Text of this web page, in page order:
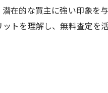
在的な買主に強い印象
トを理解し、無料査定を